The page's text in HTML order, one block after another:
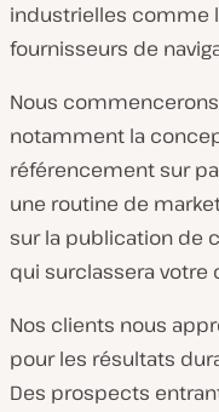
industrielles comme
fournisseurs de
Nous
notamment la
référencement sur
une routine de
sur la publication de
qui surclassera votre
Nos clients nous
pour les résultats
Des prospects